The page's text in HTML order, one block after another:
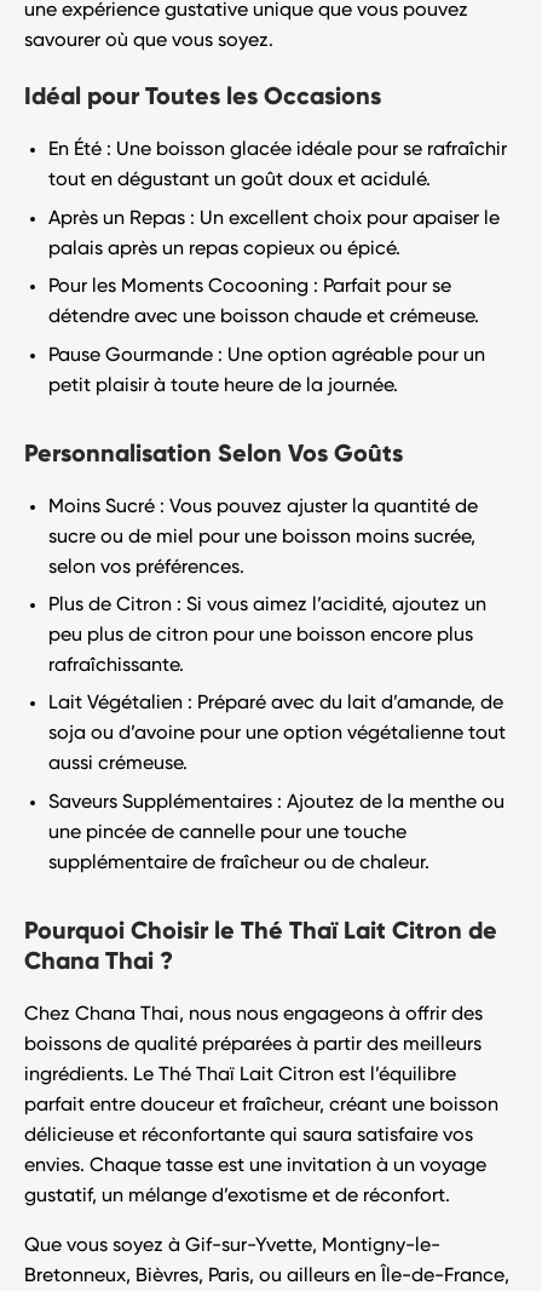
une expérience gustative unique que vous pouvez
savourer où que vous soyez.
Idéal pour Toutes les Occasions
En Été : Une boisson glacée idéale pour se rafraîchir
tout en dégustant un goût doux et acidulé.
Après un Repas : Un excellent choix pour apaiser le
palais après un repas copieux ou épicé.
Pour les Moments Cocooning : Parfait pour se
détendre avec une boisson chaude et crémeuse.
Pause Gourmande : Une option agréable pour un
petit plaisir à toute heure de la journée.
Personnalisation Selon Vos Goûts
Moins Sucré : Vous pouvez ajuster la quantité de
sucre ou de miel pour une boisson moins sucrée,
selon vos préférences.
Plus de Citron : Si vous aimez l’acidité, ajoutez un
peu plus de citron pour une boisson encore plus
rafraîchissante.
Lait Végétalien : Préparé avec du lait d’amande, de
soja ou d’avoine pour une option végétalienne tout
aussi crémeuse.
Saveurs Supplémentaires : Ajoutez de la menthe ou
une pincée de cannelle pour une touche
supplémentaire de fraîcheur ou de chaleur.
Pourquoi Choisir le Thé Thaï Lait Citron de
Chana Thai ?
Chez Chana Thai, nous nous engageons à offrir des
boissons de qualité préparées à partir des meilleurs
ingrédients. Le Thé Thaï Lait Citron est l’équilibre
parfait entre douceur et fraîcheur, créant une boisson
délicieuse et réconfortante qui saura satisfaire vos
envies. Chaque tasse est une invitation à un voyage
gustatif, un mélange d’exotisme et de réconfort.
Que vous soyez à Gif-sur-Yvette, Montigny-le-
Bretonneux, Bièvres, Paris, ou ailleurs en Île-de-France,